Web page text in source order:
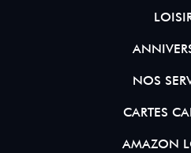
NOS
CARTES
AMAZON